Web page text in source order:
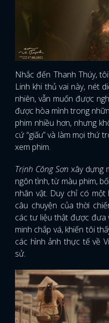
Nhắc đến Thanh Thúy,
Linh khi thủ vai này, nét
nhiên, vẫn muốn được
được hòa mình trong
phim nhiều hơn, nhưng
cứ “giấu” và làm mọi thứ
xem phim.
Trịnh Công Sơn xây dựng
ngôn tình, từ màu phim,
nhân vật. Duy chỉ có một
câu chuyện của thời
các tư liệu thật được
minh chắp vá, khiến tôi
các hình ảnh thực tế về
sử.